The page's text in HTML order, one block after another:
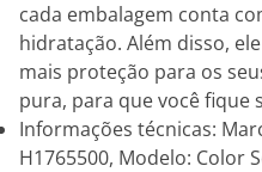
cada embalagem conta
hidratação. Além disso,
mais proteção para os
pura, para que você fique
Informações técnicas:
H1765500, Modelo: Color